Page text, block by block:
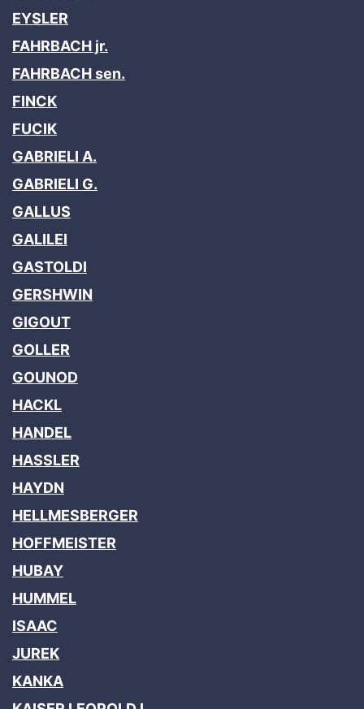
EYSLER
FAHRBACH jr.
FAHRBACH sen.
FINCK
FUCIK
GABRIELI A.
GABRIELI G.
GALLUS
GALILEI
GASTOLDI
GERSHWIN
GIGOUT
GOLLER
GOUNOD
HACKL
HANDEL
HASSLER
HAYDN
HELLMESBERGER
HOFFMEISTER
HUBAY
HUMMEL
ISAAC
JUREK
KANKA